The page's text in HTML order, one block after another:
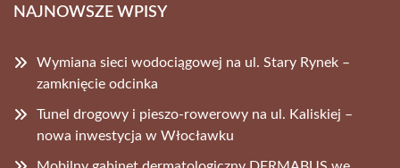
NAJNOWSZE WPISY
Wymiana sieci wodociągowej na ul. Stary Rynek –
zamknięcie odcinka
Tunel drogowy i pieszo-rowerowy na ul. Kaliskiej –
nowa inwestycja w Włocławku